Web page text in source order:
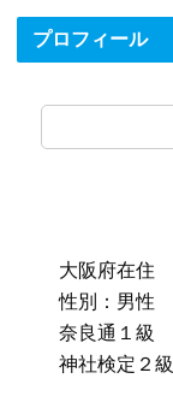
プロフィール
大阪府在住
性別：男性
奈良通１級
神社検定２級